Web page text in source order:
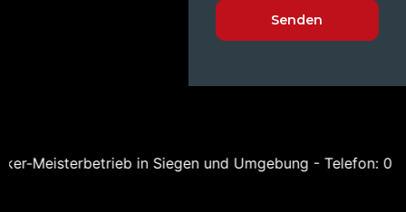
Senden
Meisterbetrieb in Siegen und Umgebung - Telefon: 0